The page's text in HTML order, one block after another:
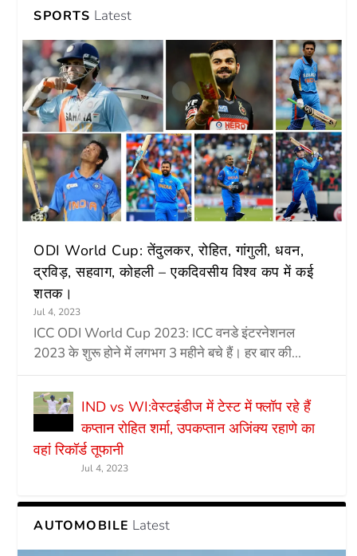
SPORTS Latest
ODI World Cup: तेंदुलकर, रोहित, गांगुली, धवन,
द्रविड़, सहवाग, कोहली – एकदिवसीय विश्व कप में कई
शतक।
Jul 4, 2023
ICC ODI World Cup 2023: ICC वनडे इंटरनेशनल
2023 के शुरू होने में लगभग 3 महीने बचे हैं। हर बार की...
IND vs WI:वेस्टइंडीज में टेस्ट में फ्लॉप रहे हैं
कप्तान रोहित शर्मा, उपकप्तान अजिंक्य रहाणे का
वहां रिकॉर्ड तूफानी
Jul 4, 2023
AUTOMOBILE Latest